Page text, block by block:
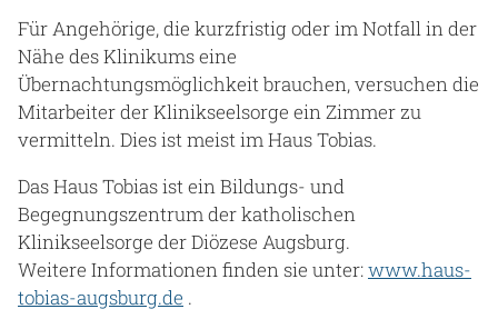
Für Angehörige, die kurzfristig oder im Notfall in der
Nähe des Klinikums eine
Übernachtungsmöglichkeit brauchen, versuchen die
Mitarbeiter der Klinikseelsorge ein Zimmer zu
vermitteln. Dies ist meist im Haus Tobias.
Das Haus Tobias ist ein Bildungs- und
Begegnungszentrum der katholischen
Klinikseelsorge der Diözese Augsburg.
Weitere Informationen finden sie unter:www.haus-
tobias-augsburg.de .